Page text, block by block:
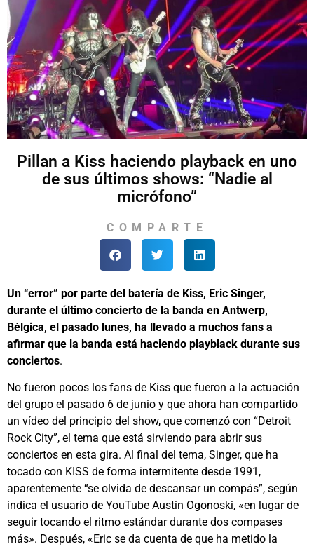
Pillan a Kiss haciendo playback en uno
de sus últimos shows: “Nadie al
micrófono”
COMPARTE
Un “error” por parte del batería de Kiss, Eric Singer,
durante el último concierto de la banda en Antwerp,
Bélgica, el pasado lunes, ha llevado a muchos fans a
afirmar que la banda está haciendo playblack durante sus
conciertos.
No fueron pocos los fans de Kiss que fueron a la actuación
del grupo el pasado 6 de junio y que ahora han compartido
un vídeo del principio del show, que comenzó con “Detroit
Rock City”, el tema que está sirviendo para abrir sus
conciertos en esta gira. Al final del tema, Singer, que ha
tocado con KISS de forma intermitente desde 1991,
aparentemente “se olvida de descansar un compás”, según
indica el usuario de YouTube Austin Ogonoski, «en lugar de
seguir tocando el ritmo estándar durante dos compases
más». Después, «Eric se da cuenta de que ha metido la